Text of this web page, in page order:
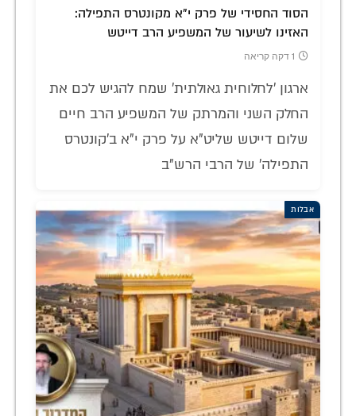
הסוד החסידי של פרק י"א מקונטרס התפילה:
האזינו לשיעור של המשפיע הרב דייטש
1 דקה קריאה
ארגון 'לחלוחית גאולתית' שמח להגיש לכם את
החלק השני והמרתק של המשפיע הרב חיים
שלום דייטש שליט"א על פרק י"א ב'קונטרס
התפילה' של הרבי הרש"ב
אבלות